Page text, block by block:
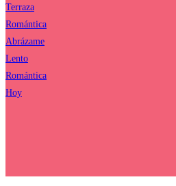
Terraza
Romántica
Abrázame
Lento
Romántica
Hoy